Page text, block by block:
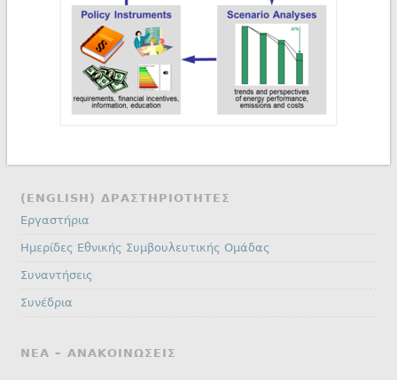
(ENGLISH) ΔΡΑΣΤΗΡΙΟΤΗΤΕΣ
Εργαστήρια
Ημερίδες Εθνικής Συμβουλευτικής Ομάδας
Συναντήσεις
Συνέδρια
ΝΕΑ – ΑΝΑΚΟΙΝΩΣΕΙΣ